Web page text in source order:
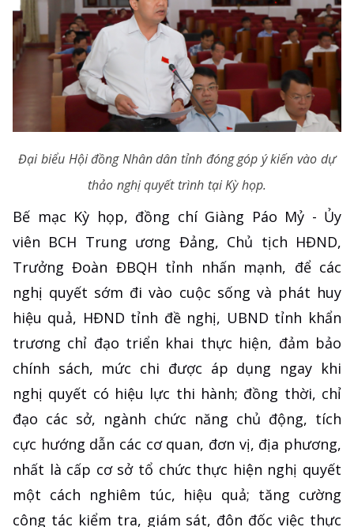
Đại biểu Hội đồng Nhân dân tỉnh đóng góp ý kiến vào dự
thảo nghị quyết trình tại Kỳ họp.
Bế mạc Kỳ họp, đồng chí Giàng Páo Mỷ - Ủy
viên BCH Trung ương Đảng, Chủ tịch HĐND,
Trưởng Đoàn ĐBQH tỉnh nhấn mạnh, để các
nghị quyết sớm đi vào cuộc sống và phát huy
hiệu quả, HĐND tỉnh đề nghị, UBND tỉnh khẩn
trương chỉ đạo triển khai thực hiện, đảm bảo
chính sách, mức chi được áp dụng ngay khi
nghị quyết có hiệu lực thi hành; đồng thời, chỉ
đạo các sở, ngành chức năng chủ động, tích
cực hướng dẫn các cơ quan, đơn vị, địa phương,
nhất là cấp cơ sở tổ chức thực hiện nghị quyết
một cách nghiêm túc, hiệu quả; tăng cường
công tác kiểm tra, giám sát, đôn đốc việc thực